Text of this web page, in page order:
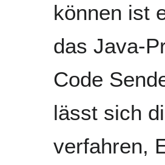
können ist
das Java-
Code
lässt sich
verfahren,